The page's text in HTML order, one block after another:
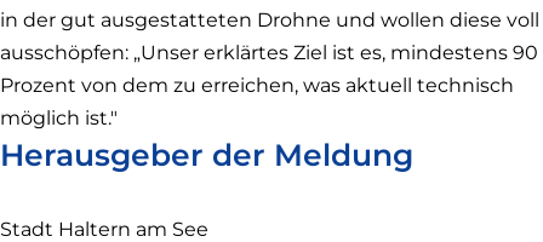
in der gut ausgestatteten Drohne und wollen diese voll
ausschöpfen: „Unser erklärtes Ziel ist es, mindestens 90
Prozent von dem zu erreichen, was aktuell technisch
möglich ist."
Herausgeber der Meldung
Stadt Haltern am See